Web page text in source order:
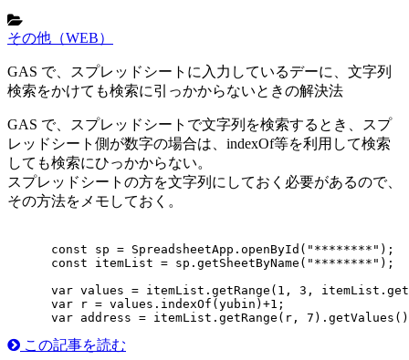
その他（WEB）
GAS で、スプレッドシートに入力しているデーに、文字列
検索をかけても検索に引っかからないときの解決法
GAS で、スプレッドシートで文字列を検索するとき、スプ
レッドシート側が数字の場合は、indexOf等を利用して検索
しても検索にひっかからない。
スプレッドシートの方を文字列にしておく必要があるので、
その方法をメモしておく。
      const sp = SpreadsheetApp.openById("********");
      const itemList = sp.getSheetByName("********");
var values = itemList.getRange(1, 3,
      var r = values.indexOf(yubin)+1;
この記事を読む